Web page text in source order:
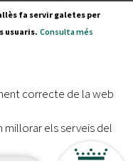
fa servir galetes per
usuaris. Consulta més
correcte de la web
millorar els serveis del